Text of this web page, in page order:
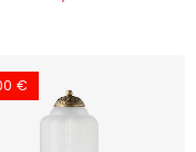
€